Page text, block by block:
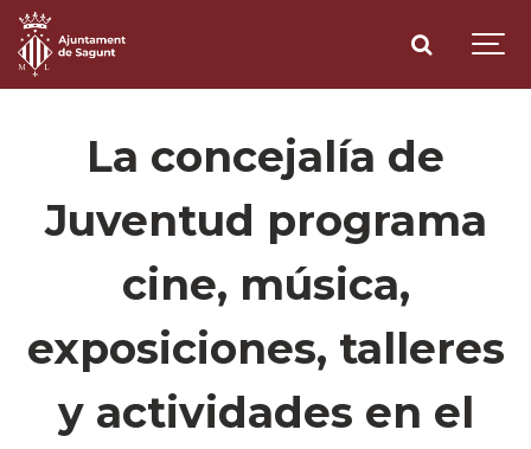
La concejalía de
Juventud programa
cine, música,
exposiciones, talleres
y actividades en el